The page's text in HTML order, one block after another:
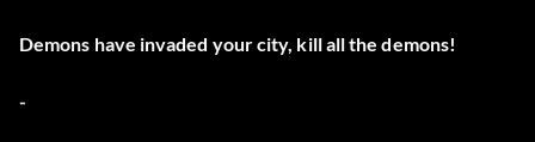
Demons have invaded your city, kill all the demons!
-